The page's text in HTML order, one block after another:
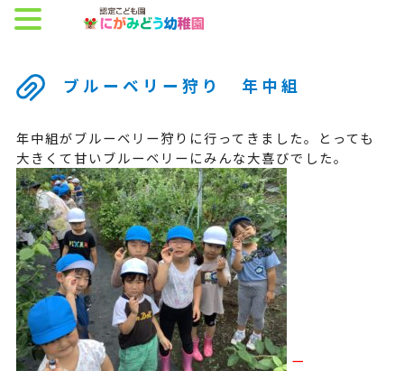
ブルーベリー狩り 年中組
年中組がブルーベリー狩りに行ってきました。とっても
大きくて甘いブルーベリーにみんな大喜びでした。
ー